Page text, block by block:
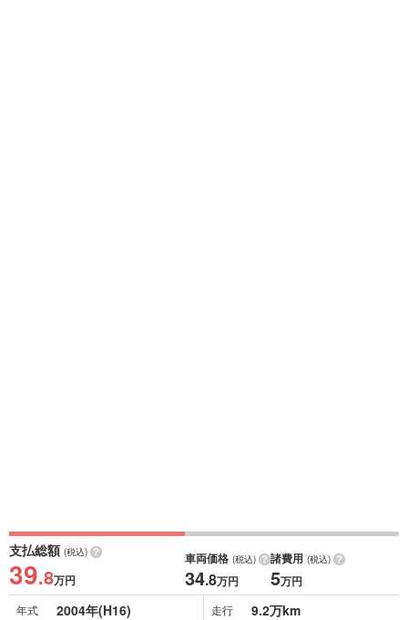
支払総額 (税込)
39.8万円
車両価格 (税込)
34.8万円
諸費用 (税込)
5万円
年式 2004年(H16) 走行 9.2万km